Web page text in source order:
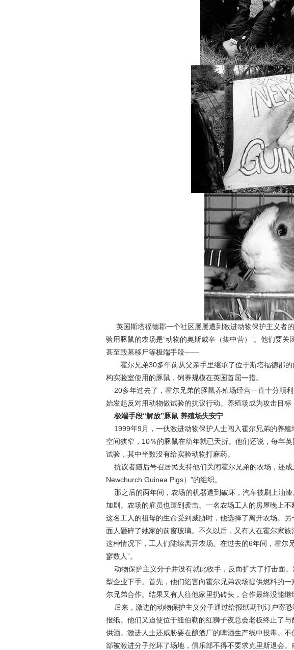
英国斯塔福德郡一个社区屡屡遭到激进动物保护主义者
验用豚鼠的农场是“动物的奥斯威辛（集中营）”。他们要
甚至毁墓移尸等极端手段――
霍尔兄弟30多年前从父亲手里继承了位于斯塔福德郡的
构实验室使用的豚鼠，饲养规模在英国首屈一指。
20多年过去了，霍尔兄弟的豚鼠养殖场经营一直十分顺
始发起反对用动物做试验的抗议行动。养殖场成为攻击目标
极端手段“解放”豚鼠 养殖场失安宁
1999年9月，一伙激进动物保护人士闯入霍尔兄弟的养殖
空间狭窄，10％的豚鼠在幼年就已夭折。他们还说，每年
试验，其中半数没有给实验动物打麻药。
抗议者随后号召居民支持他们关闭霍尔兄弟的农场，还
Newchurch Guinea Pigs）”的组织。
那之后的两年间，农场的机器遭到破坏，汽车被刷上油
加剧。农场的雇员也遭到袭击。一名农场工人的房屋晚上
这名工人的祖母的生命受到威胁时，他选择了离开农场。
面人砸碎了她家的前窗玻璃。不久以后，又有人在霍尔家
这种情况下，工人们陆续离开农场。在过去的6年间，霍尔
寥数人”。
动物保护主义分子并没有就此收手，反而扩大了打击面
型企业下手。首先，他们陷害向霍尔兄弟农场提供燃料的
尔兄弟合作。结果又有人往他家里扔砖头，合作最终没能继
后来，激进的动物保护主义分子通过给报纸期刊订户寄
报纸。他们又迫使位于纽伯勒的红狮子夜总会老板终止了
供酒。激进人士还威胁要在酿酒厂的啤酒生产线中投毒。
部被激进分子挖坏了场地，俱乐部不得不要求克里斯退会